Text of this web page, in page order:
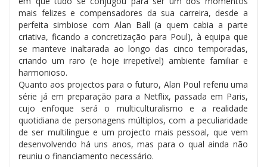
mais felizes e compensadores da sua carreira, desde a
perfeita simbiose com Alan Ball (a quem cabia a parte
criativa, ficando a concretização para Poul), à equipa que
se manteve inaltarada ao longo das cinco temporadas,
criando um raro (e hoje irrepetível) ambiente familiar e
harmonioso.
Quanto aos projectos para o futuro, Alan Poul referiu uma
série já em preparação para a Netflix, passada em Paris,
cujo enfoque será o multiculturalismo e a realidade
quotidiana de personagens múltiplos, com a peculiaridade
de ser multilingue e um projecto mais pessoal, que vem
desenvolvendo há uns anos, mas para o qual ainda não
reuniu o financiamento necessário.